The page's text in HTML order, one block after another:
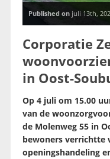
Published onjuli 13th,
Corporatie
in Oost-
Op 4 juli om 15.00
van de
de Molenweg 55 in
bewoners verrichtte
openingshandeling